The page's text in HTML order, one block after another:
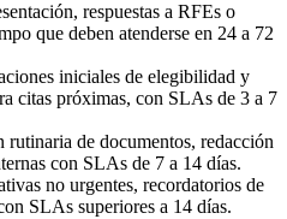
respuestas a RFEs o
que deben atenderse en 24 a 72
iniciales de elegibilidad y
citas próximas, con SLAs de 3 a 7
de documentos, redacción
con SLAs de 7 a 14 días.
no urgentes, recordatorios de
SLAs superiores a 14 días.